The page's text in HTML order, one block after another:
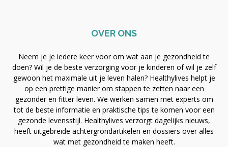
OVER ONS
Neem je je iedere keer voor om wat aan je gezondheid te
doen? Wil je de beste verzorging voor je kinderen of wil je zelf
gewoon het maximale uit je leven halen? Healthylives helpt je
op een prettige manier om stappen te zetten naar een
gezonder en fitter leven. We werken samen met experts om
tot de beste informatie en praktische tips te komen voor een
gezonde levensstijl. Healthylives verzorgt dagelijks nieuws,
heeft uitgebreide achtergrondartikelen en dossiers over alles
wat met gezondheid te maken heeft.